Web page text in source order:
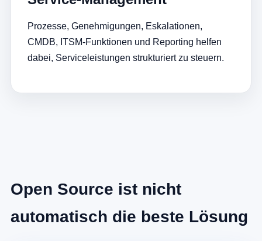
Prozesse, Genehmigungen, Eskalationen,
CMDB, ITSM-Funktionen und Reporting helfen
dabei, Serviceleistungen strukturiert zu steuern.
Open Source ist nicht
automatisch die beste Lösung